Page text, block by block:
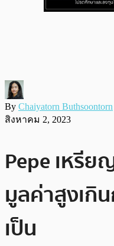
By Chaiyatorn Buthsoontorn
สิงหาคม 2, 2023
Pepe เหรี
มูลค่าสูงเกิ
เป็น